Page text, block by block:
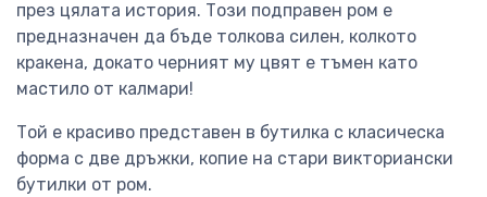
през цялата история. Този подправен ром е
предназначен да бъде толкова силен, колкото
кракена, докато черният му цвят е тъмен като
мастило от калмари!
Той е красиво представен в бутилка с класическа
форма с две дръжки, копие на стари викториански
бутилки от ром.